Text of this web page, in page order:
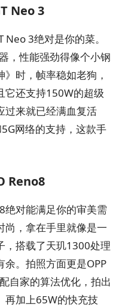
Neo 3
3绝对是你的菜。
，性能强劲得像个小钢
时，帧率稳如老狗，
它还支持150W的超级
过来就已经满血复活
网络的支持，这款手
Reno8
绝对能满足你的审美需
尚，拿在手里就像是一
，搭载了天玑1300处理
。拍照方面更是OPP
自家的算法优化，拍出
再加上65W的快充技